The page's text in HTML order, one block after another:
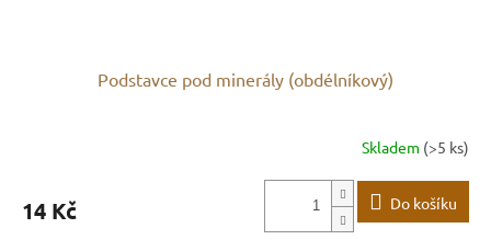
Podstavce pod minerály (obdélníkový)
Skladem (>5 ks)
14 Kč Do košíku